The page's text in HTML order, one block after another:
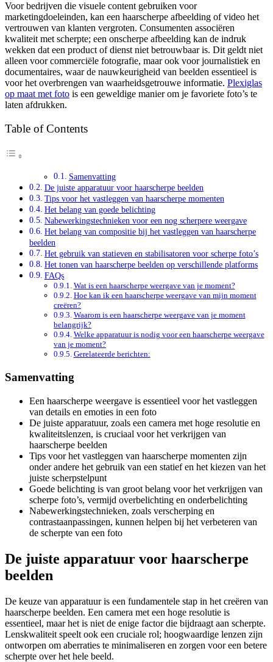
Voor bedrijven die visuele content gebruiken voor
marketingdoeleinden, kan een haarscherpe afbeelding of video het
vertrouwen van klanten vergroten. Consumenten associëren
kwaliteit met scherpte; een onscherpe afbeelding kan de indruk
wekken dat een product of dienst niet betrouwbaar is. Dit geldt niet
alleen voor commerciële fotografie, maar ook voor journalistiek en
documentaires, waar de nauwkeurigheid van beelden essentieel is
voor het overbrengen van waarheidsgetrouwe informatie. Plexiglas
op maat met foto is een geweldige manier om je favoriete foto’s te
laten afdrukken.
Table of Contents
Samenvatting
De juiste apparatuur voor haarscherpe beelden
Tips voor het vastleggen van haarscherpe momenten
Het belang van goede belichting
Nabewerkingstechnieken voor een nog scherpere weergave
Het belang van compositie bij het vastleggen van haarscherpe
beelden
Het gebruik van statieven en stabilisatoren voor scherpe foto’s
Het tonen van haarscherpe beelden op verschillende platforms
FAQs
Wat is een haarscherpe weergave van je moment?
Hoe kan ik een haarscherpe weergave van mijn moment
creëren?
Waarom is een haarscherpe weergave van je moment
belangrijk?
Welke apparatuur is nodig voor een haarscherpe weergave
van je moment?
Gerelateerde berichten:
Samenvatting
Een haarscherpe weergave is essentieel voor het vastleggen
van details en emoties in een foto
De juiste apparatuur, zoals een camera met hoge resolutie en
kwaliteitslenzen, is cruciaal voor het verkrijgen van
haarscherpe beelden
Tips voor het vastleggen van haarscherpe momenten zijn
onder andere het gebruik van een statief en het kiezen van het
juiste scherpstelpunt
Goede belichting is van groot belang voor het verkrijgen van
scherpe foto’s, vermijd overbelichting en onderbelichting
Nabewerkingstechnieken, zoals verscherping en
contrastaanpassingen, kunnen helpen bij het verbeteren van
de scherpte van een foto
De juiste apparatuur voor haarscherpe
beelden
De keuze van apparatuur is een fundamentele stap in het creëren van
haarscherpe beelden. Een camera met een hoge resolutie is
essentieel, maar het is niet de enige factor die bijdraagt aan scherpte.
Lenskwaliteit speelt ook een cruciale rol; hoogwaardige lenzen zijn
ontworpen om aberraties te minimaliseren en zorgen voor een betere
scherpte over het hele beeld.